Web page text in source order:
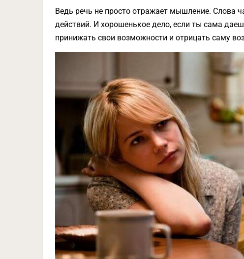
Ведь речь не просто отражает мышление. Слова
действий. И хорошенькое дело, если ты сама
принижать свои возможности и отрицать саму